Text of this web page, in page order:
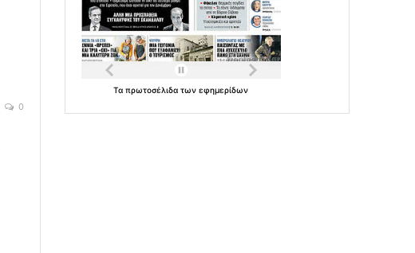
0
Ταπρωτοσέλιδατωνεφημερίδων